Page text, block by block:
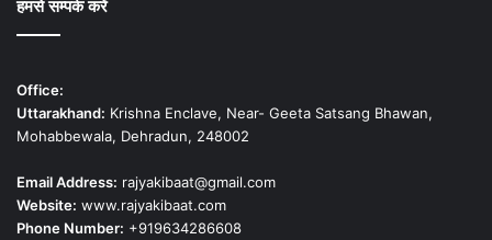
हमसे सम्पर्क करें
Office:
Uttarakhand: Krishna Enclave, Near- Geeta Satsang Bhawan,
Mohabbewala, Dehradun, 248002
Email Address: rajyakibaat@gmail.com
Website: www.rajyakibaat.com
Phone Number: +919634286608